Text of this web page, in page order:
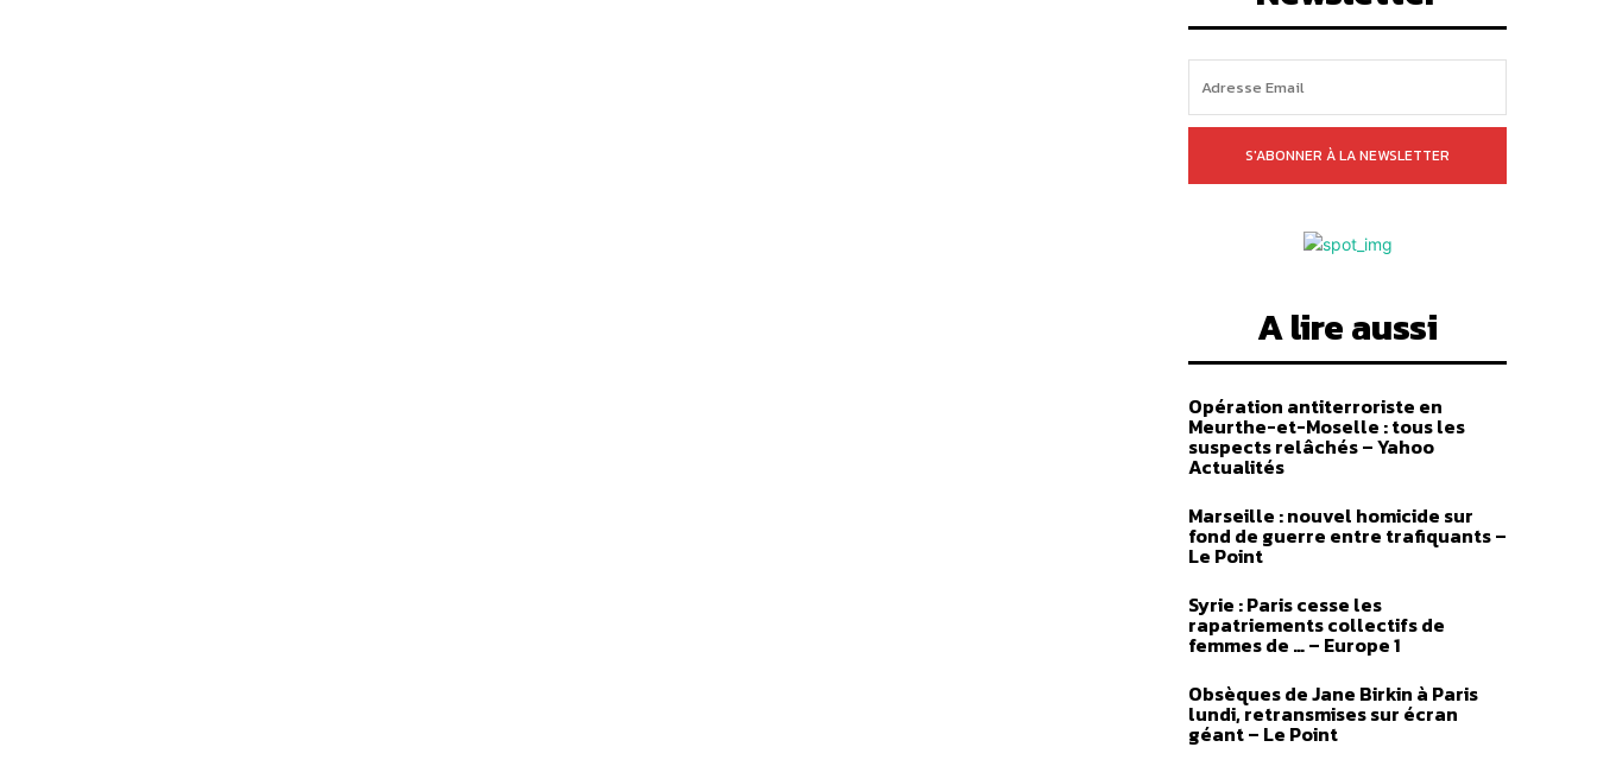
S'ABONNER À LA NEWSLETTER
A lire aussi
Opération antiterroriste en
Meurthe-et-Moselle : tous les
suspects relâchés – Yahoo
Actualités
Marseille : nouvel homicide sur
fond de guerre entre trafiquants –
Le Point
Syrie : Paris cesse les
rapatriements collectifs de
femmes de … – Europe 1
Obsèques de Jane Birkin à Paris
lundi, retransmises sur écran
géant – Le Point